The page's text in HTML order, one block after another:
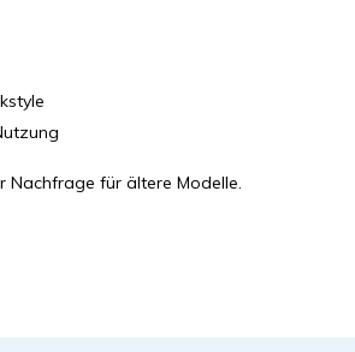
Nachfrage für ältere Modelle.